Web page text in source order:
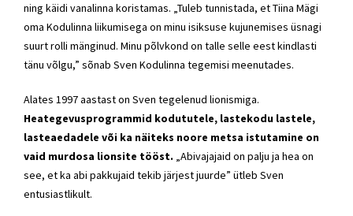
ning käidi vanalinna koristamas. „Tuleb tunnistada, et Tiina Mägi
oma Kodulinna liikumisega on minu isiksuse kujunemises üsnagi
suurt rolli mänginud. Minu põlvkond on talle selle eest kindlasti
tänu võlgu,” sõnab Sven Kodulinna tegemisi meenutades.
Alates 1997 aastast on Sven tegelenud lionismiga.
Heategevusprogrammid kodututele, lastekodu lastele,
lasteaedadele või ka näiteks noore metsa istutamine on
vaid murdosa lionsite tööst. „Abivajajaid on palju ja hea on
see, et ka abi pakkujaid tekib järjest juurde” ütleb Sven
entusiastlikult.